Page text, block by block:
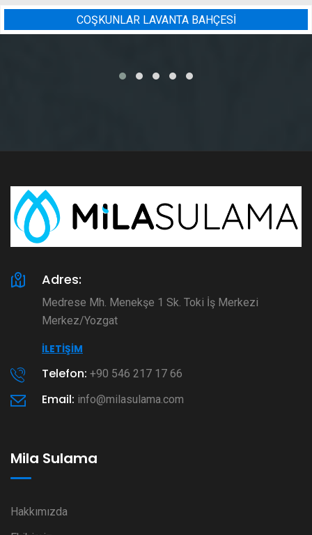
BADEM BAHÇESI SULAMA
Adres:
Medrese Mh. Menekşe 1 Sk. Toki İş Merkezi
Merkez/Yozgat
İLETIŞIM
Telefon: +90 546 217 17 66
Email: info@milasulama.com
Mila Sulama
Hakkımızda